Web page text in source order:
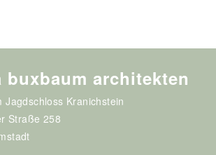
buxbaum architekten
Jagdschloss Kranichstein
Straße 258